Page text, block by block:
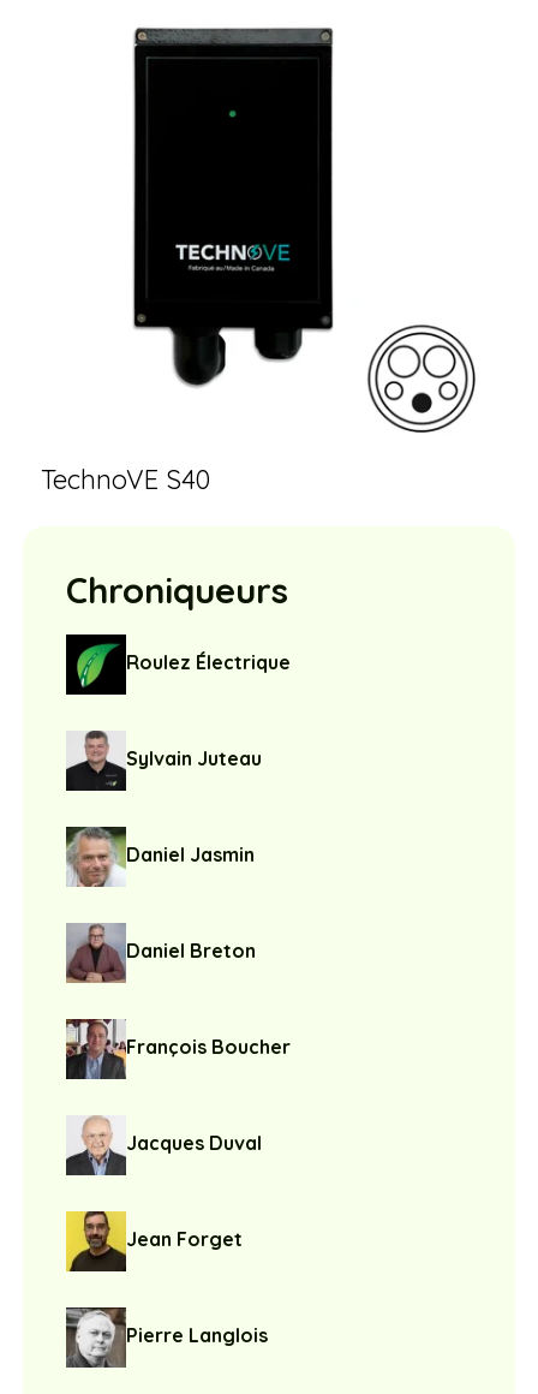
TechnoVE S40
Chroniqueurs
Roulez Électrique
Sylvain Juteau
Daniel Jasmin
Daniel Breton
François Boucher
Jacques Duval
Jean Forget
Pierre Langlois